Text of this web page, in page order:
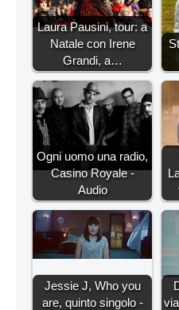
Laura Pausini, tour: a
Natale con Irene
Grandi, a…
Ogni uomo una radio,
Casino Royale -
Audio
Jessie J, Who you
are, quinto singolo -